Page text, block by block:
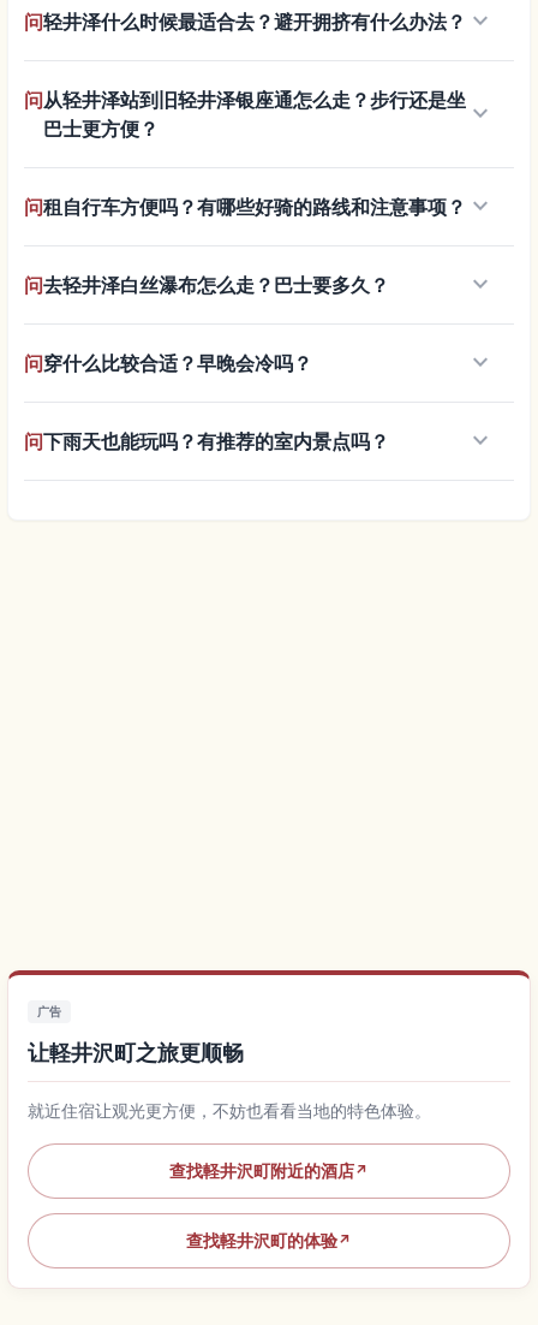
问轻井泽什么时候最适合去？避开拥挤有什么办法？ keyboard_arrow_down
问从轻井泽站到旧轻井泽银座通怎么走？步行还是坐
巴士更方便？
keyboard_arrow_down
问租自行车方便吗？有哪些好骑的路线和注意事项？ keyboard_arrow_down
问去轻井泽白丝瀑布怎么走？巴士要多久？ keyboard_arrow_down
问穿什么比较合适？早晚会冷吗？ keyboard_arrow_down
问下雨天也能玩吗？有推荐的室内景点吗？ keyboard_arrow_down
广告
让軽井沢町之旅更顺畅
就近住宿让观光更方便，不妨也看看当地的特色体验。
查找軽井沢町附近的酒店↗
查找軽井沢町的体验↗